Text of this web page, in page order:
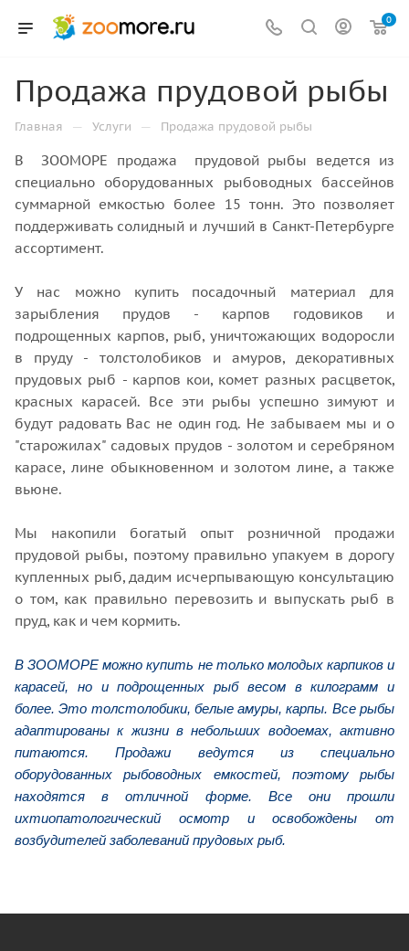
0
Продажа прудовой рыбы
Главная — Услуги — Продажа прудовой рыбы
В ЗООМОРЕ продажа прудовой рыбы ведется из
специально оборудованных рыбоводных бассейнов
суммарной емкостью более 15 тонн. Это позволяет
поддерживать солидный и лучший в Санкт-Петербурге
ассортимент.
У нас можно купить посадочный материал для
зарыбления прудов - карпов годовиков и
подрощенных карпов, рыб, уничтожающих водоросли
в пруду - толстолобиков и амуров, декоративных
прудовых рыб - карпов кои, комет разных расцветок,
красных карасей. Все эти рыбы успешно зимуют и
будут радовать Вас не один год. Не забываем мы и о
"старожилах" садовых прудов - золотом и серебряном
карасе, лине обыкновенном и золотом лине, а также
вьюне.
Мы накопили богатый опыт розничной продажи
прудовой рыбы, поэтому правильно упакуем в дорогу
купленных рыб, дадим исчерпывающую консультацию
о том, как правильно перевозить и выпускать рыб в
пруд, как и чем кормить.
В ЗООМОРЕ можно купить не только молодых карпиков и
карасей, но и подрощенных рыб весом в килограмм и
более. Это толстолобики, белые амуры, карпы. Все рыбы
адаптированы к жизни в небольших водоемах, активно
питаются. Продажи ведутся из специально
оборудованных рыбоводных емкостей, поэтому рыбы
находятся в отличной форме. Все они прошли
ихтиопатологический осмотр и освобождены от
возбудителей заболеваний прудовых рыб.